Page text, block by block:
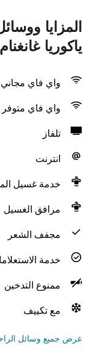
المزايا
ياكوريا غانغنام
واي فاي مجاني
واي فاي
تلفاز
انترنت
خدمة غسيل
مرافق الغسيل
مجفف الشعر
خدمة
ممنوع التدخين
مع تكييف
عرض جميع وسائل الراحة